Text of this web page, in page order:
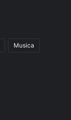
Musica